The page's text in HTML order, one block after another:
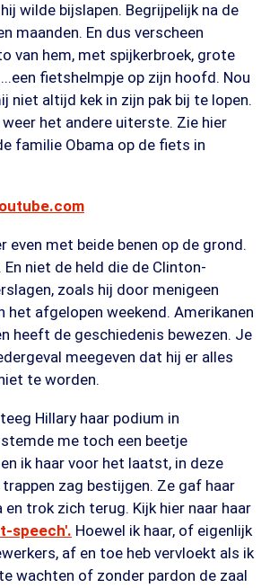
wilde bijslapen. Begrijpelijk na de
maanden. En dus verscheen
van hem, met spijkerbroek, grote
fietshelmpje op zijn hoofd. Nou
niet altijd kek in zijn pak bij te lopen.
het andere uiterste. Zie hier
familie Obama op de fiets in
even met beide benen op de grond.
En niet de held die de Clinton-
zoals hij door menigeen
het afgelopen weekend. Amerikanen
heeft de geschiedenis bewezen. Je
meegeven dat hij er alles
te worden.
Hillary haar podium in
me toch een beetje
ik haar voor het laatst, in deze
zag bestijgen. Ze gaf haar
en trok zich terug. Kijk hier naar haar
speech'. Hoewel ik haar, of eigenlijk
af en toe heb vervloekt als ik
wachten of zonder pardon de zaal